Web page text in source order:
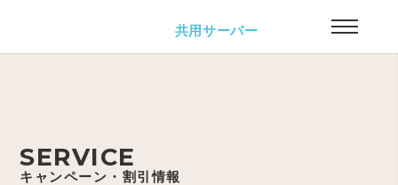
共用サーバー
SERVICE
キャンペーン・割引情報